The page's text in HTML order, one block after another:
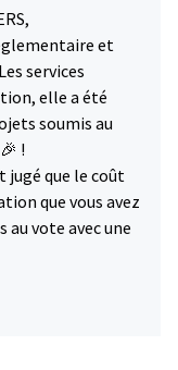
et
services
elle a été
soumis au
!
jugé que le coût
que vous avez
au vote avec une